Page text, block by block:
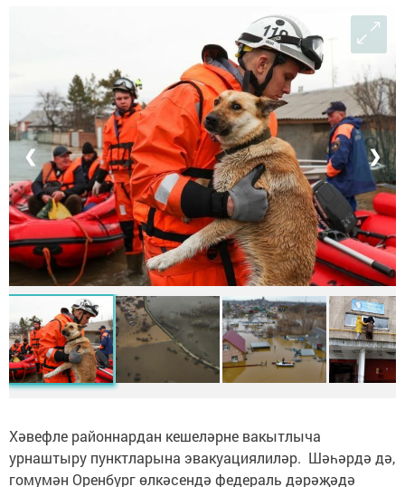
❮ ❯
Хәвефле районнардан кешеләрне вакытлыча
урнаштыру пунктларына эвакуациялиләр. Шәһәрдә дә,
гомумән Оренбург өлкәсендә федераль дәрәҗәдә